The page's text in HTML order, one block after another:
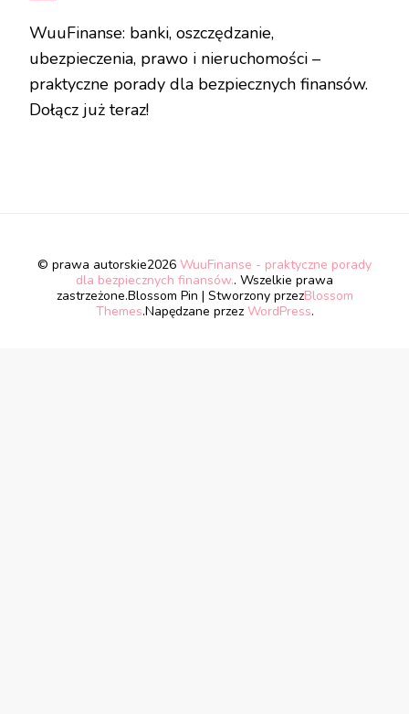
WuuFinanse: banki, oszczędzanie,
ubezpieczenia, prawo i nieruchomości –
praktyczne porady dla bezpiecznych finansów.
Dołącz już teraz!
© prawa autorskie2026 WuuFinanse - praktyczne porady
dla bezpiecznych finansów.. Wszelkie prawa
zastrzeżone.Blossom Pin | Stworzony przezBlossom
Themes.Napędzane przez WordPress.